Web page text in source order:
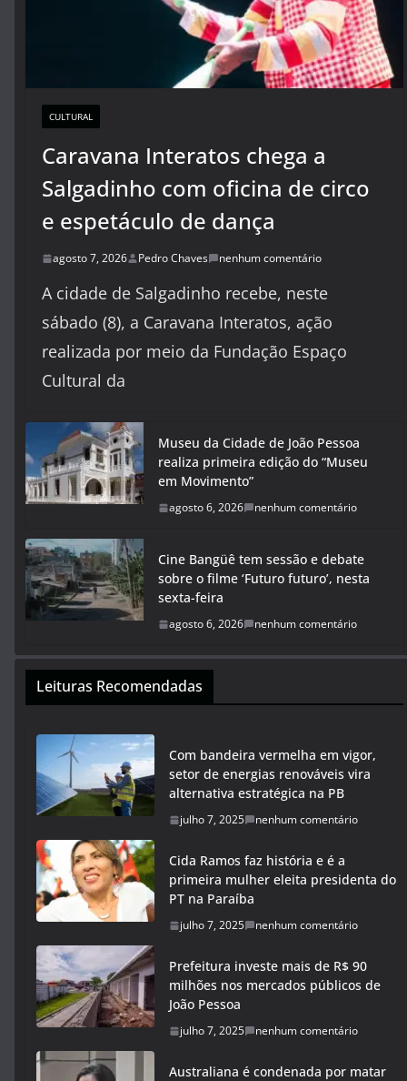
CULTURAL
Caravana Interatos chega a
Salgadinho com oficina de circo
e espetáculo de dança
agosto 7, 2026 Pedro Chaves nenhum comentário
A cidade de Salgadinho recebe, neste
sábado (8), a Caravana Interatos, ação
realizada por meio da Fundação Espaço
Cultural da
Museu da Cidade de João Pessoa
realiza primeira edição do “Museu
em Movimento”
agosto 6, 2026 nenhum comentário
Cine Bangüê tem sessão e debate
sobre o filme ‘Futuro futuro’, nesta
sexta-feira
agosto 6, 2026 nenhum comentário
Leituras Recomendadas
Com bandeira vermelha em vigor,
setor de energias renováveis vira
alternativa estratégica na PB
julho 7, 2025 nenhum comentário
Cida Ramos faz história e é a
primeira mulher eleita presidenta do
PT na Paraíba
julho 7, 2025 nenhum comentário
Prefeitura investe mais de R$ 90
milhões nos mercados públicos de
João Pessoa
julho 7, 2025 nenhum comentário
Australiana é condenada por matar